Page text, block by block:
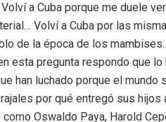
a Cuba porque me duele
Volví a Cuba por las
de la época de los
esta pregunta respondo que
han luchado porque el
por qué entregó sus
Oswaldo Paya, Harold